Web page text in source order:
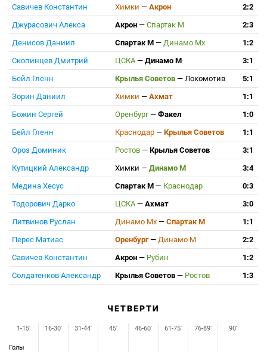
Савичев Константин
Химки — Акрон
2:2
Джурасович Алекса
Акрон — Спартак М
2:3
Денисов Даниил
Спартак М — Динамо Мх
1:2
Скопинцев Дмитрий
ЦСКА — Динамо М
3:1
Бейл Гленн
Крылья Советов — Локомотив
5:1
Зорин Даниил
Химки — Ахмат
1:1
Божин Сергей
Оренбург — Факел
1:0
Бейл Гленн
Краснодар — Крылья Советов
1:1
Ороз Доминик
Ростов — Крылья Советов
3:1
Кутицкий Александр
Химки — Динамо М
3:4
Медина Хесус
Спартак М — Краснодар
0:3
Тодорович Дарко
ЦСКА — Ахмат
3:0
Литвинов Руслан
Динамо Мх — Спартак М
1:1
Перес Матиас
Оренбург — Динамо М
2:2
Савичев Константин
Акрон — Рубин
1:2
Солдатенков Александр
Крылья Советов — Ростов 1:3
ЧЕТВЕРТИ
Голы
1-15' 16-30' 31-44' 45' 46-60' 61-75' 76-89' 90'